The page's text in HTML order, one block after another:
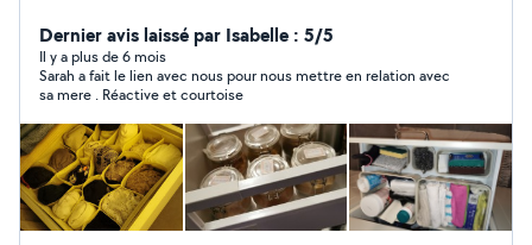
administratives, et dans la gestion de vos locations
immobilières (visites entrées sorties..) Enfin, j'ai
également de l'expérience auprès des enfants de tout
âge (bafa, garde à domicile) je suis disponible pour des
week-ends, soirées et vacances scolaires. Je suis
véhiculée et ai pas mal de disponibilités. N'hésitez à me
contacter ;)
Dernier avis laissé par Isabelle : 5/5
Il y a plus de 6 mois
Sarah a fait le lien avec nous pour nous mettre en relation avec
sa mere . Réactive et courtoise